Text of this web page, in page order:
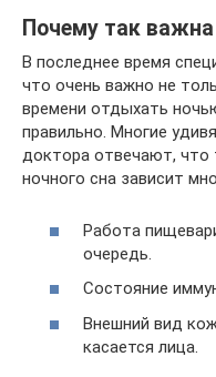
Почему так
В последнее время
что очень важно не
времени отдыхать
правильно. Многие
доктора отвечают,
ночного сна зависит
Работа
очередь.
Состояние
Внешний вид
касается лица.